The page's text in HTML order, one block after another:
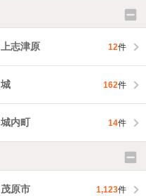
上志津原 12件
城 162件
城内町 14件
茂原市 1,123件